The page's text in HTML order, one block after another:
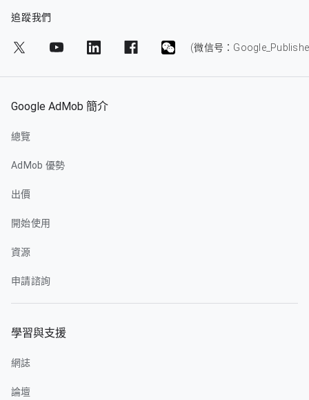
追蹤我們
(微信号：
Google AdMob 簡介
總覽
AdMob 優勢
出價
開始使用
資源
申請諮詢
學習與支援
網誌
論壇